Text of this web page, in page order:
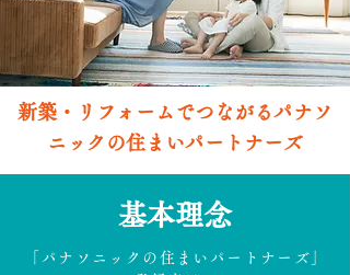
​新築・リフォームでつながるパナソ
ニックの住まいパートナーズ
​基本理念
「パナソニックの住まいパートナーズ」